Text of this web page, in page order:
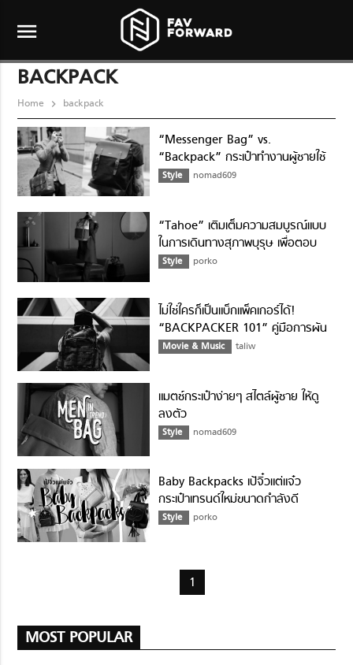
menu
BACKPACK
Home backpack
“Messenger Bag” vs.
“Backpack” กระเป๋าทำงานผู้ชายใช้
แบบไหนดี?
Style nomad609
“Tahoe” เติมเต็มความสมบูรณ์แบบ
ในการเดินทางสุภาพบุรุษ เพื่อตอบ
โจทย์ทุกไลฟ์สไตล์จาก TUMI
Style porko
ไม่ใช่ใครก็เป็นแบ็กแพ็คเกอร์ได้!
“BACKPACKER 101” คู่มือการผัน
ตัวเป็นนักเดินทางตัวจริง
Movie & Music taliw
แมตช์กระเป๋าง่ายๆ สไตล์ผู้ชาย ให้ดู
ลงตัว
Style nomad609
Baby Backpacks เป้จิ๋วแต่แจ๋ว
กระเป๋าเทรนด์ใหม่ขนาดกำลังดี
Style porko
1
MOST POPULAR